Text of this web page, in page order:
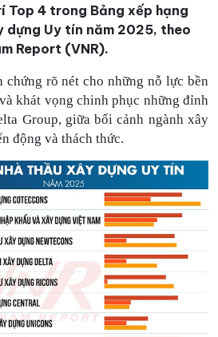
Top 4 trong Bảng xếp hạng
dựng Uy tín năm 2025, theo
Report (VNR).
rõ nét cho những nỗ lực bền
khát vọng chinh phục những đỉnh
Group, giữa bối cảnh ngành xây
động và thách thức.